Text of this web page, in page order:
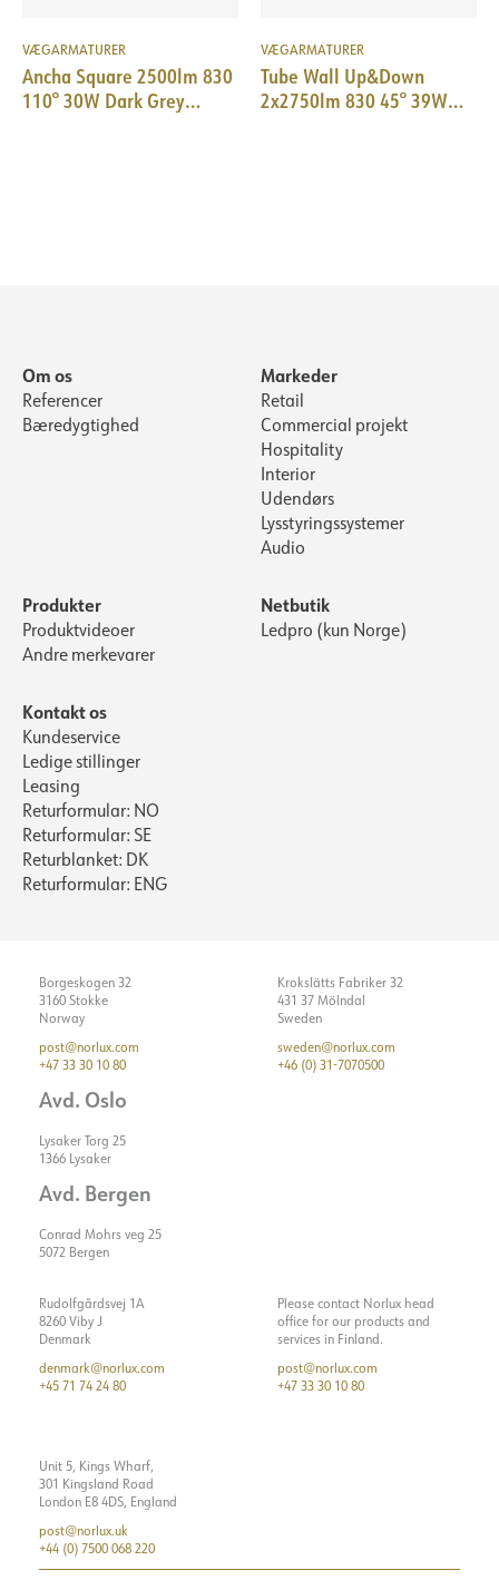
VÆGARMATURER
Ancha Square 2500lm 830
110° 30W Dark Grey
VÆGARMATURER
Tube Wall Up&Down
2x2750lm 830 45° 39W
Om os
Referencer
Bæredygtighed
Markeder
Retail
Commercial projekt
Hospitality
Interior
Udendørs
Lysstyringssystemer
Audio
Produkter
Produktvideoer
Andre merkevarer
Netbutik
Ledpro (kun Norge)
Kontakt os
Kundeservice
Ledige stillinger
Leasing
Returformular: NO
Returformular: SE
Returblanket: DK
Returformular: ENG
Borgeskogen 32
3160 Stokke
Norway
post@norlux.com
+47 33 30 10 80
Avd. Oslo
Lysaker Torg 25
1366 Lysaker
Avd. Bergen
Conrad Mohrs veg 25
5072 Bergen
Krokslätts Fabriker 32
431 37 Mölndal
Sweden
sweden@norlux.com
+46 (0) 31-7070500
Rudolfgårdsvej 1A
8260 Viby J
Denmark
denmark@norlux.com
+45 71 74 24 80
Please contact Norlux head
office for our products and
services in Finland.
post@norlux.com
+47 33 30 10 80
Unit 5, Kings Wharf,
301 Kingsland Road
London E8 4DS, England
post@norlux.uk
+44 (0) 7500 068 220